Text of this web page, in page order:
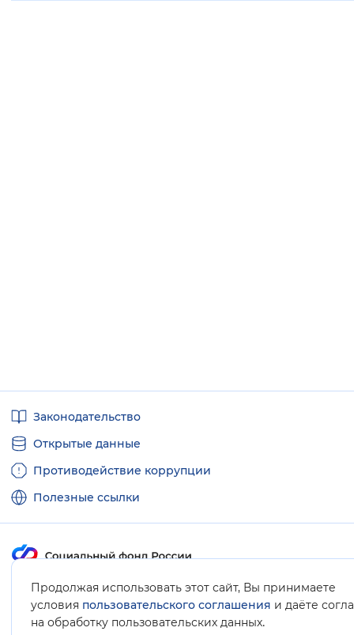
Продолжая использовать этот сайт, Вы принимаете
условия пользовательского соглашения и даёте
на обработку пользовательских данных.
ссылкиЗаконодательство
Открытые данные
Противодействие коррупции
Полезные ссылки
Карта сайта